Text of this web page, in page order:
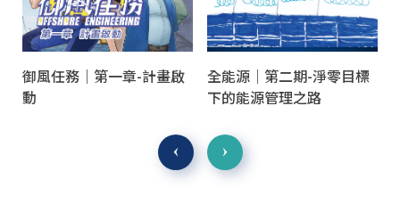
御風任務｜第一章-計畫啟
動
全能源｜第二期-淨零目標
下的能源管理之路